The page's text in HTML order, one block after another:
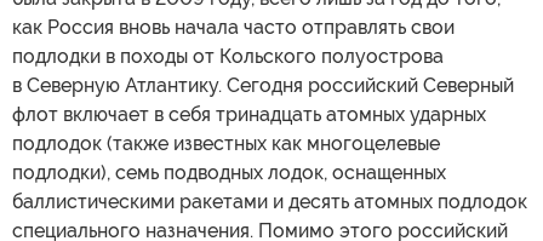
как Россия вновь начала часто отправлять свои
подлодки в походы от Кольского полуострова
в Северную Атлантику. Сегодня российский Северный
флот включает в себя тринадцать атомных ударных
подлодок (также известных как многоцелевые
подлодки), семь подводных лодок, оснащенных
баллистическими ракетами и десять атомных подлодок
специального назначения. Помимо этого российский